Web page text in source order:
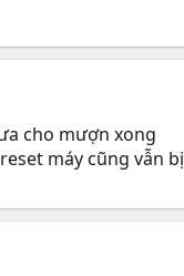
cho mượn xong
máy cũng vẫn bị